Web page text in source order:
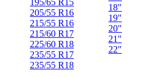
195/65 R15
205/55 R16
215/55 R16
215/60 R17
225/60 R18
235/55 R17
235/55 R18
18"
19"
20"
21"
22"